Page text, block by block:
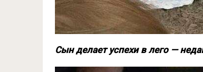
Сын делает успехи в лего —